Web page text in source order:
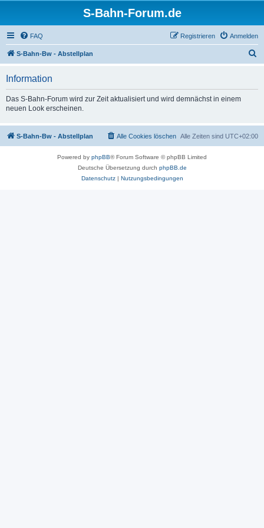
S-Bahn-Forum.de
FAQ Anmelden
Registrieren
S-Bahn-Bw - Abstellplan
Information
Das S-Bahn-Forum wird zur Zeit aktualisiert und wird demnächst in einem
neuen Look erscheinen.
S-Bahn-Bw - Abstellplan Alle Zeiten sind UTC+02:00
Alle Cookies löschen
Powered by phpBB® Forum Software © phpBB Limited
Deutsche Übersetzung durch phpBB.de
Datenschutz| Nutzungsbedingungen